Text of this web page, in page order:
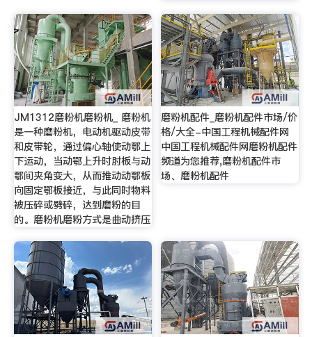
JM1312磨粉机磨粉机_ 磨粉机
是一种磨粉机，电动机驱动皮带
和皮带轮，通过偏心轴使动鄂上
下运动，当动鄂上升时肘板与动
鄂间夹角变大，从而推动动鄂板
向固定鄂板接近，与此同时物料
被压碎或劈碎，达到磨粉的目
的。磨粉机磨粉方式是曲动挤压
磨粉机配件_磨粉机配件市场/价
格/大全-中国工程机械配件网
中国工程机械配件网磨粉机配件
频道为您推荐,磨粉机配件市
场、磨粉机配件